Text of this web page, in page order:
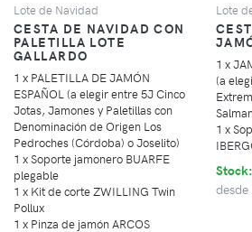
Lote de Navidad
CESTA DE NAVIDAD CON
PALETILLA LOTE
GALLARDO
1 x PALETILLA DE JAMÓN
ESPAÑOL (a elegir entre 5J Cinco
Jotas, Jamones y Paletillas con
Denominación de Origen Los
Pedroches (Córdoba) o Joselito)
1 x Soporte jamonero BUARFE
plegable
1 x Kit de corte ZWILLING Twin
Pollux
1 x Pinza de jamón ARCOS
Lote
1 x
(a
1 x
desde